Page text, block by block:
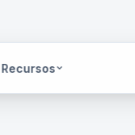
Recursos